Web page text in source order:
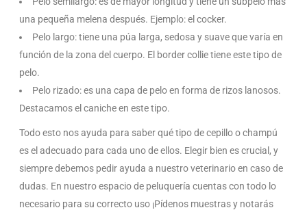
una pequeña melena después. Ejemplo: el cocker.
Pelo largo: tiene una púa larga, sedosa y suave que varía en
función de la zona del cuerpo. El border collie tiene este tipo de
pelo.
Pelo rizado: es una capa de pelo en forma de rizos lanosos.
Destacamos el caniche en este tipo.
Todo esto nos ayuda para saber qué tipo de cepillo o champú
es el adecuado para cada uno de ellos. Elegir bien es crucial, y
siempre debemos pedir ayuda a nuestro veterinario en caso de
dudas. En nuestro espacio de peluquería cuentas con todo lo
necesario para su correcto uso ¡Pídenos muestras y notarás